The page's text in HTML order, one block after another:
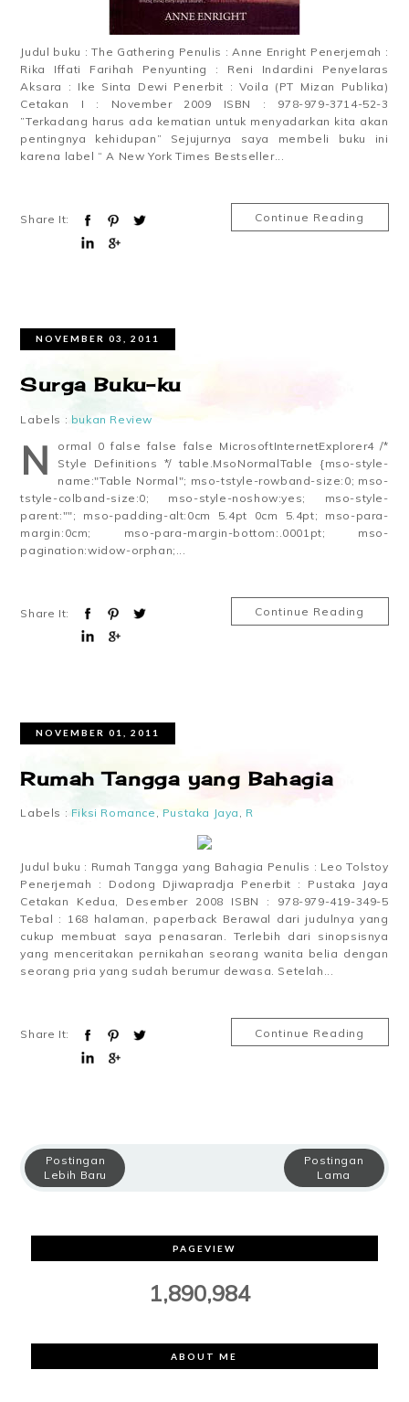
Judul buku : The Gathering Penulis : Anne Enright Penerjemah :
Rika Iffati Farihah Penyunting : Reni Indardini Penyelaras
Aksara : Ike Sinta Dewi Penerbit : Voila (PT Mizan Publika)
Cetakan I : November 2009 ISBN : 978-979-3714-52-3
”Terkadang harus ada kematian untuk menyadarkan kita akan
pentingnya kehidupan” Sejujurnya saya membeli buku ini
karena label “ A New York Times Bestseller...
Share It: Continue Reading
NOVEMBER 03, 2011
Surga Buku-ku
Labels : bukan Review
N
ormal 0 false false false MicrosoftInternetExplorer4 /*
Style Definitions */ table.MsoNormalTable {mso-style-
name:"Table Normal"; mso-tstyle-rowband-size:0; mso-
tstyle-colband-size:0; mso-style-noshow:yes; mso-style-
parent:""; mso-padding-alt:0cm 5.4pt 0cm 5.4pt; mso-para-
margin:0cm; mso-para-margin-bottom:.0001pt; mso-
pagination:widow-orphan;...
Share It: Continue Reading
NOVEMBER 01, 2011
Rumah Tangga yang Bahagia
Labels : Fiksi Romance, Pustaka Jaya , R
Judul buku : Rumah Tangga yang Bahagia Penulis : Leo Tolstoy
Penerjemah : Dodong Djiwapradja Penerbit : Pustaka Jaya
Cetakan Kedua, Desember 2008 ISBN : 978-979-419-349-5
Tebal : 168 halaman, paperback Berawal dari judulnya yang
cukup membuat saya penasaran. Terlebih dari sinopsisnya
yang menceritakan pernikahan seorang wanita belia dengan
seorang pria yang sudah berumur dewasa. Setelah...
Share It: Continue Reading
Postingan
Lebih Baru
Postingan
Lama
PAGEVIEW
1,890,984
ABOUT ME